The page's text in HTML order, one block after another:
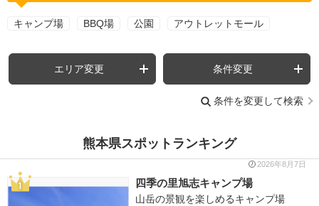
キャンプ場 BBQ場 公園 アウトレットモール
エリア変更 条件変更
条件を変更して検索
熊本県スポットランキング
2026年8月7日
四季の里旭志キャンプ場
山岳の景観を楽しめるキャンプ場